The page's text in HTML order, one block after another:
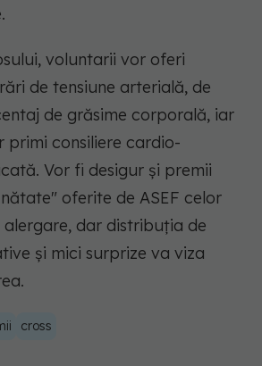
voluntarii vor oferi
de tensiune arterială, de
de grăsime corporală, iar
primi consiliere cardio-
Vor fi desigur şi premii
oferite de ASEF celor
dar distribuţia de
şi mici surprize va viza
cross